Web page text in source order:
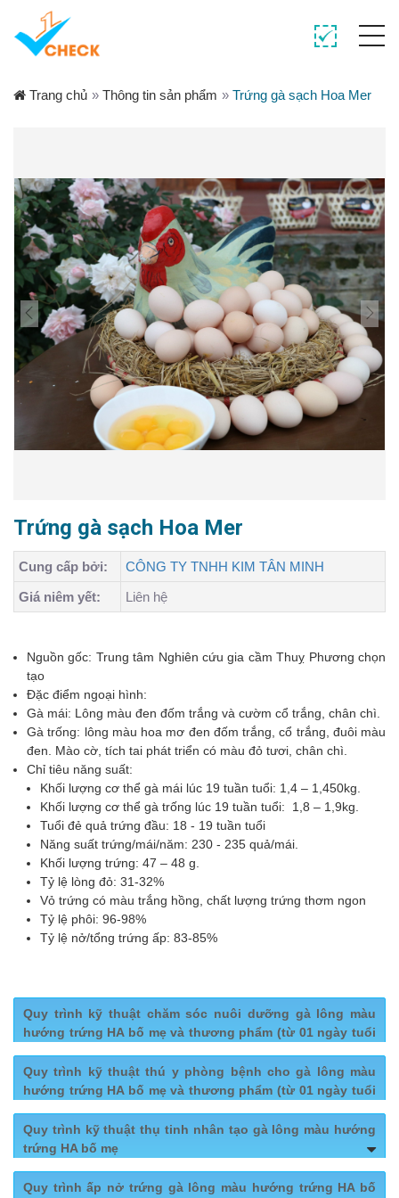
Trang chủ » Thông tin sản phẩm » Trứng gà sạch Hoa Mer
Trứng gà sạch Hoa Mer
Cung cấp bởi:
CÔNG TY TNHH KIM TÂN MINH
Giá niêm yết:
Liên hệ
Nguồn gốc: Trung tâm Nghiên cứu gia cầm Thuỵ Phương chọn
tạo
Đặc điểm ngoại hình:
Gà mái: Lông màu đen đốm trắng và cườm cổ trắng, chân chì.
Gà trống: lông màu hoa mơ đen đốm trắng, cổ trắng, đuôi màu
đen. Mào cờ, tích tai phát triển có màu đỏ tươi, chân chì.
Chỉ tiêu năng suất:
Khối lượng cơ thể gà mái lúc 19 tuần tuổi: 1,4 – 1,450kg.
Khối lượng cơ thể gà trống lúc 19 tuần tuổi: 1,8 – 1,9kg.
Tuổi đẻ quả trứng đầu: 18 - 19 tuần tuổi
Năng suất trứng/mái/năm: 230 - 235 quả/mái.
Khối lượng trứng: 47 – 48 g.
Tỷ lệ lòng đỏ: 31-32%
Vỏ trứng có màu trắng hồng, chất lượng trứng thơm ngon
Tỷ lệ phôi: 96-98%
Tỷ lệ nở/tổng trứng ấp: 83-85%
Quy trình kỹ thuật chăm sóc nuôi dưỡng gà lông màu
hướng trứng HA bố mẹ và thương phẩm (từ 01 ngày tuổi
Kỹ thuật nuôi úm gà con (1)
Chuẩn bị chuồng trại, dụng cụ, quây úm
Chăm sóc nuôi dưỡng: thức ăn, nước uống, nhiệt độ
Quy trình kỹ thuật thú y phòng bệnh cho gà lông màu
hướng trứng HA bố mẹ và thương phẩm (từ 01 ngày tuổi
Chuẩn bị vệ sinh sát trùng chuồng trại, dụng cụ
Quy trình kỹ thuật thụ tinh nhân tạo gà lông màu hướng
trứng HA bố mẹ
Kĩ thuật chăm sóc nuôi dưỡng gà trống
Quy trình ấp nở trứng gà lông màu hướng trứng HA bố